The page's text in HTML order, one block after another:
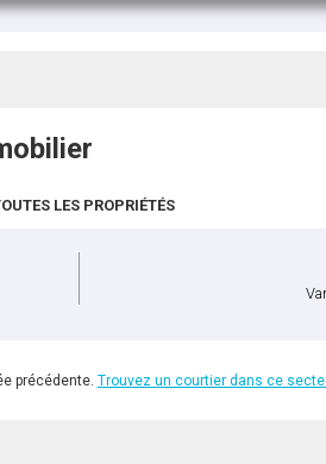
LES PROPRIÉTÉS
précédente. Trouvez un courtier dans ce